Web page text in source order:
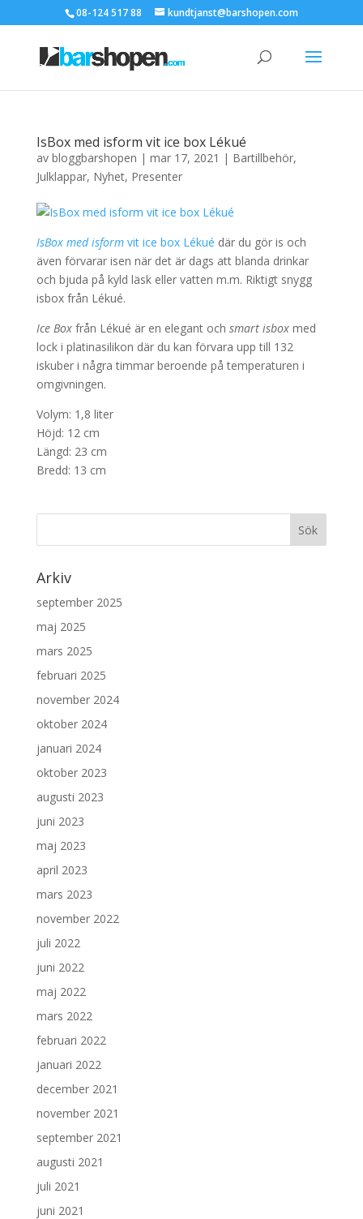
08-124 517 88 kundtjanst@barshopen.com
IsBox med isform vit ice box Lékué
av bloggbarshopen | mar 17, 2021 | Bartillbehör,
Julklappar, Nyhet, Presenter
IsBox med isformvit ice box Lékué där du gör is och
även förvarar isen när det är dags att blanda drinkar
och bjuda på kyld läsk eller vatten m.m. Riktigt snygg
isbox från Lékué.
Ice Boxfrån Lékué är en elegant och smart isboxmed
lock i platinasilikon där du kan förvara upp till 132
iskuber i några timmar beroende på temperaturen i
omgivningen.
Volym: 1,8 liter
Höjd: 12 cm
Längd: 23 cm
Bredd: 13 cm
Arkiv
september 2025
maj 2025
mars 2025
februari 2025
november 2024
oktober 2024
januari 2024
oktober 2023
augusti 2023
juni 2023
maj 2023
april 2023
mars 2023
november 2022
juli 2022
juni 2022
maj 2022
mars 2022
februari 2022
januari 2022
december 2021
november 2021
september 2021
augusti 2021
juli 2021
juni 2021